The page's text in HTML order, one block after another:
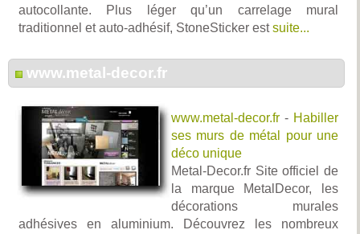
autocollante. Plus léger qu’un carrelage mural
traditionnel et auto-adhésif, StoneSticker estsuite...
www.metal-decor.fr
www.metal-decor.fr - Habiller
ses murs de métal pour une
déco unique
Metal-Decor.fr Site officiel de
la marque MetalDecor, les
décorations murales
adhésives en aluminium. Découvrez les nombreux